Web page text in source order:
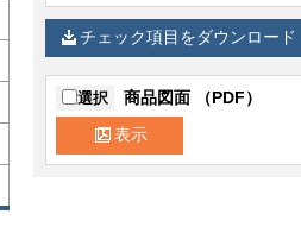
チェック項目をダウンロード
選択 商品図面 （PDF）
表示